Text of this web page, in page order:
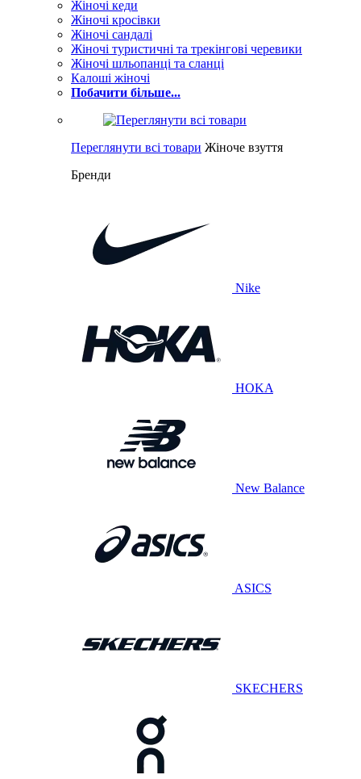
Жіночі кеди
Жіночі кросівки
Жіночі сандалі
Жіночі туристичні та трекінгові черевики
Жіночі шльопанці та сланці
Калоші жіночі
Побачити більше...
Переглянути всі товари Жіноче взуття
Бренди
Nike
HOKA
New Balance
ASICS
SKECHERS